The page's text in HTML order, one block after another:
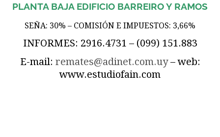
PLANTA BAJA EDIFICIO BARREIRO Y RAMOS
SEÑA: 30% – COMISIÓN E IMPUESTOS: 3,66%
INFORMES: 2916.4731 – (099) 151.883
E-mail: remates@adinet.com.uy– web:
www.estudiofain.com